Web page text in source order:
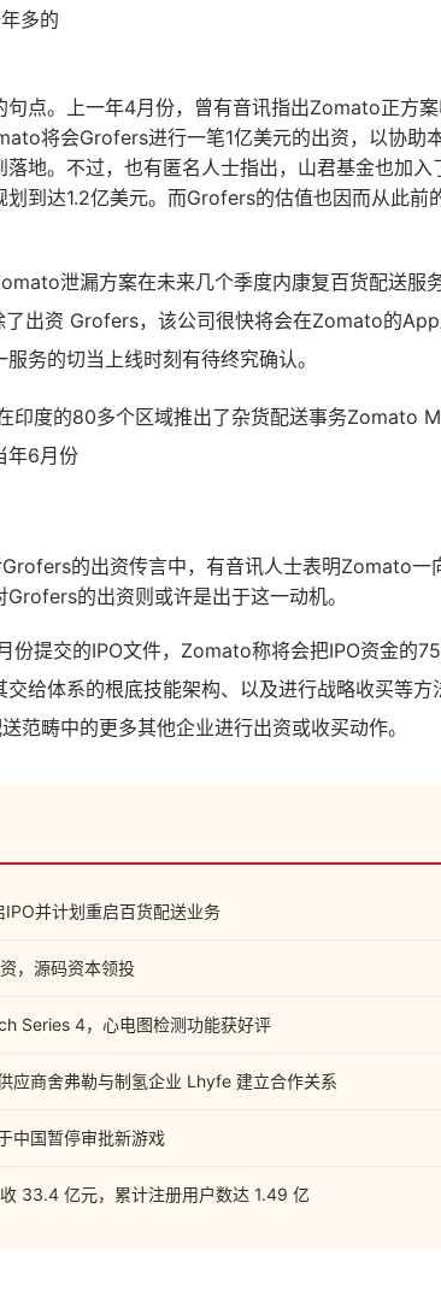
多的
句点。上一年4月份，曾有音讯指出Zomato正方
将会Grofers进行一笔1亿美元的出资，以协助
落地。不过，也有匿名人士指出，山君基金也加
划到达1.2亿美元。而Grofers的估值也因而从此前
泄漏方案在未来几个季度内康复百货配送服
出资 Grofers，该公司很快将会在Zomato的
务的切当上线时刻有待终究确认。
印度的80多个区域推出了杂货配送事务Zomato
年6月份
的出资传言中，有音讯人士表明Zomato一
的出资则或许是出于这一动机。
份提交的IPO文件， Zomato称将会把IPO资金的
给体系的根底技能架构、以及进行战略收买等方
范畴中的更多其他企业进行出资或收买动作。
并计划重启百货配送业务
，源码资本领投
Series 4，心电图检测功能获好评
应商舍弗勒与制氢企业 Lhyfe 建立合作关系
中国暂停审批新游戏
33.4 亿元，累计注册用户数达 1.49 亿